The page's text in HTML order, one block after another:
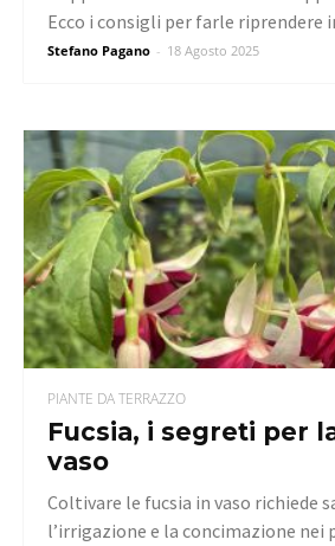
Stefano Pagano - 18 Agosto 2025
Ecco i consigli per farle riprendere
PIANTE DA TERRAZZO
Fucsia, i segreti per
vaso
Coltivare le fucsia in vaso richiede
l’irrigazione e la concimazione nei